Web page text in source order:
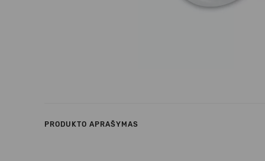
PRODUKTO APRAŠYMAS